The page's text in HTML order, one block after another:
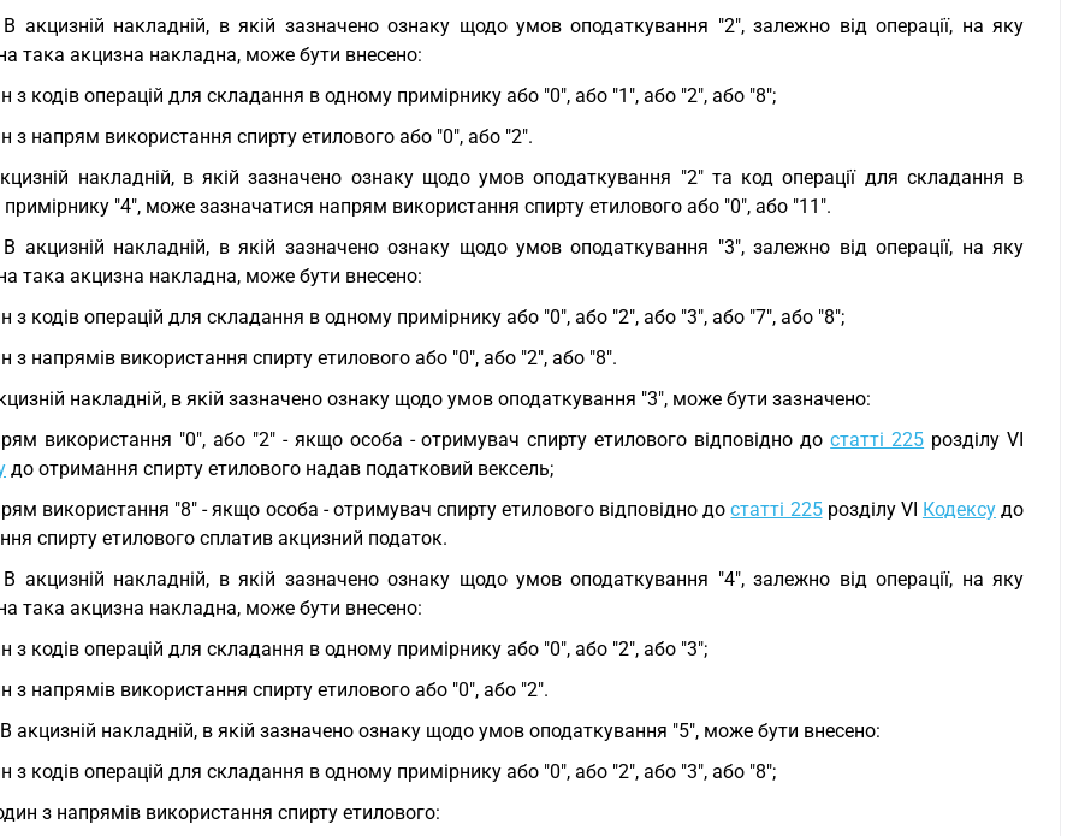
акцизній накладній, в якій зазначено ознаку щодо умов оподаткування "2", залежно від операції, на яку
така акцизна накладна, може бути внесено:
з кодів операцій для складання в одному примірнику або "0", або "1", або "2", або "8";
з напрям використання спирту етилового або "0", або "2".
накладній, в якій зазначено ознаку щодо умов оподаткування "2" та код операції для складання в
"4", може зазначатися напрям використання спирту етилового або "0", або "11".
акцизній накладній, в якій зазначено ознаку щодо умов оподаткування "3", залежно від операції, на яку
така акцизна накладна, може бути внесено:
з кодів операцій для складання в одному примірнику або "0", або "2", або "3", або "7", або "8";
з напрямів використання спирту етилового або "0", або "2", або "8".
накладній, в якій зазначено ознаку щодо умов оподаткування "3", може бути зазначено:
використання "0", або "2" - якщо особа - отримувач спирту етилового відповідно достатті 225 розділу VI
до отримання спирту етилового надав податковий вексель;
використання "8" - якщо особа - отримувач спирту етилового відповідно достатті 225розділу VI Кодексудо
спирту етилового сплатив акцизний податок.
акцизній накладній, в якій зазначено ознаку щодо умов оподаткування "4", залежно від операції, на яку
така акцизна накладна, може бути внесено:
з кодів операцій для складання в одному примірнику або "0", або "2", або "3";
з напрямів використання спирту етилового або "0", або "2".
акцизній накладній, в якій зазначено ознаку щодо умов оподаткування "5", може бути внесено:
з кодів операцій для складання в одному примірнику або "0", або "2", або "3", або "8";
з напрямів використання спирту етилового: